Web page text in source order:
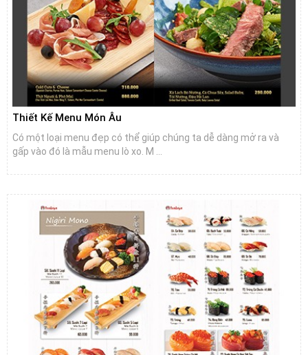
Thiết Kế Menu Món Âu
Có một loại menu đẹp có thể giúp chúng ta dễ dàng mở ra và
gấp vào đó là mẫu menu lò xo. M ...